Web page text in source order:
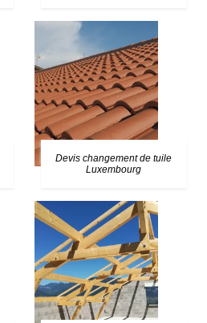
Devis changement de tuile
Luxembourg